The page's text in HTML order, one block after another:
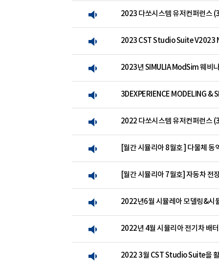
2023 다쏘시스템 유저컨퍼런스
2023 CST Studio Suite V2023
2023년 SIMULIA ModSim 웨비
3DEXPERIENCE MODELING &
2022 다쏘시스템 유저컨퍼런스
[월간 시뮬리아 8월호 ] 다물체
[월간 시뮬리아 7월호] 자동차
2022년6월 시뮬레아 모델링&시
2022년 4월 시뮬리아 전기차 배
2022 3월 CST Studio Suite을